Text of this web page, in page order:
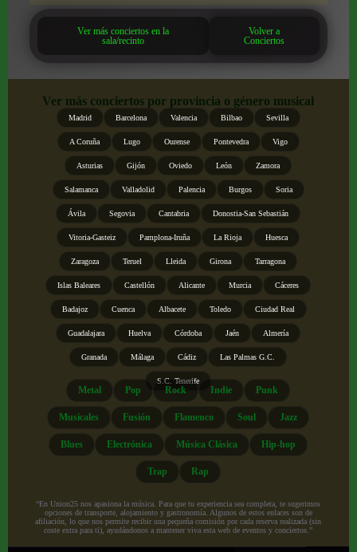
Ver más conciertos en la
sala/recinto
Volver a
Conciertos
Ver más conciertos por provincia o género musical
Madrid Barcelona Valencia Bilbao Sevilla
A Coruña Lugo Ourense Pontevedra Vigo
Asturias Gijón Oviedo León Zamora
Salamanca Valladolid Palencia Burgos Soria
Ávila Segovia Cantabria Donostia-San Sebastián
Vitoria-Gasteiz Pamplona-Iruña La Rioja Huesca
Zaragoza Teruel Lleida Girona Tarragona
Islas Baleares Castellón Alicante Murcia Cáceres
Badajoz Cuenca Albacete Toledo Ciudad Real
Guadalajara Huelva Córdoba Jaén Almería
Granada Málaga Cádiz Las Palmas G.C.
S.C. Tenerife
Metal Pop Rock Indie Punk
Musicales Fusión Flamenco Soul Jazz
Blues Electrónica Música Clásica Hip-hop
Trap Rap
“En Union25 nos apasiona la música. Para que tu experiencia sea completa, te sugerimos
opciones de transporte, alojamiento y gastronomía. Algunos de estos enlaces son de
afiliación, lo que nos permite recibir una pequeña comisión por cada reserva realizada (sin
coste extra para ti), ayudándonos a mantener viva esta web de eventos y conciertos.”